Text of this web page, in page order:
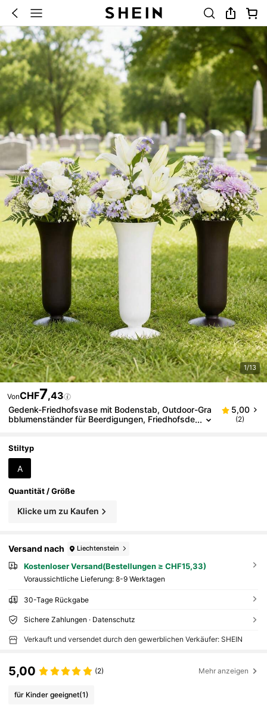
1/13
VonCHF7,43
Gedenk-Friedhofsvase mit Bodenstab, Outdoor-Gra
bblumenständer für Beerdigungen, Friedhofsde
5,00
(2)
Stiltyp
A
Quantität / Größe
Klicke um zu Kaufen
Versand nach Liechtenstein
Kostenloser Versand(Bestellungen ≥ CHF15,33)
Voraussichtliche Lieferung: 8-9 Werktagen
30-Tage Rückgabe
Sichere Zahlungen · Datenschutz
Verkauft und versendet durch den gewerblichen Verkäufer: SHEIN
5,00 (2) Mehr anzeigen
für Kinder geeignet(1)